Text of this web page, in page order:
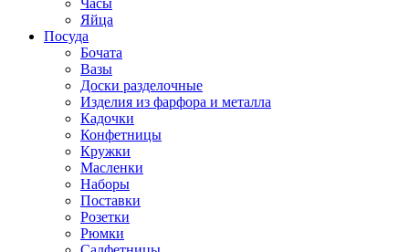
Часы
Яйца
Посуда
Бочата
Вазы
Доски разделочные
Изделия из фарфора и металла
Кадочки
Конфетницы
Кружки
Масленки
Наборы
Поставки
Розетки
Рюмки